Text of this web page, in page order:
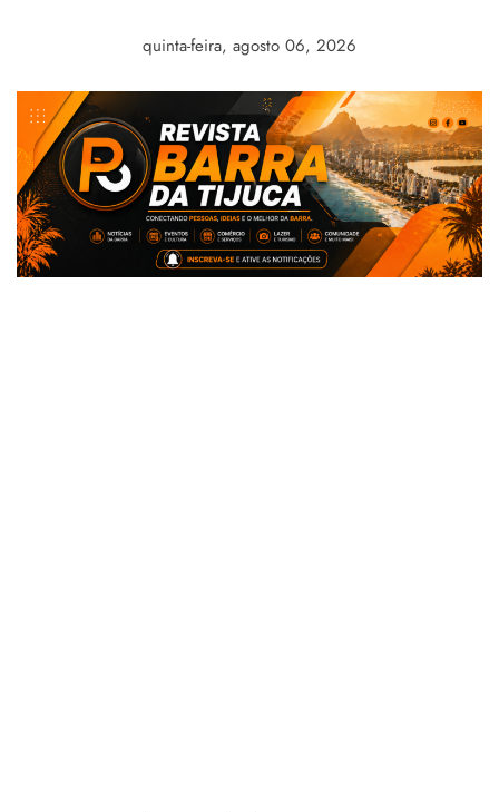
quinta-feira, agosto 06, 2026